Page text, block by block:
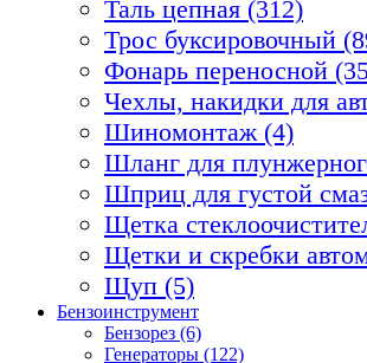
Таль цепная (312)
Трос буксировочный
Фонарь переносной
Чехлы, накидки для
Шиномонтаж (4)
Шланг для
Шприц для густой
Щетка
Щетки и скребки
Щуп (5)
Бензоинструмент
Бензорез (6)
Генераторы (122)